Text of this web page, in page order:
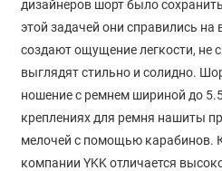
дизайнеров шорт было
этой задачей они справились на
создают ощущение легкости, не
выглядят стильно и солидно.
ношение с ремнем шириной до
креплениях для ремня нашиты
мелочей с помощью карабинов.
компании YKK отличается